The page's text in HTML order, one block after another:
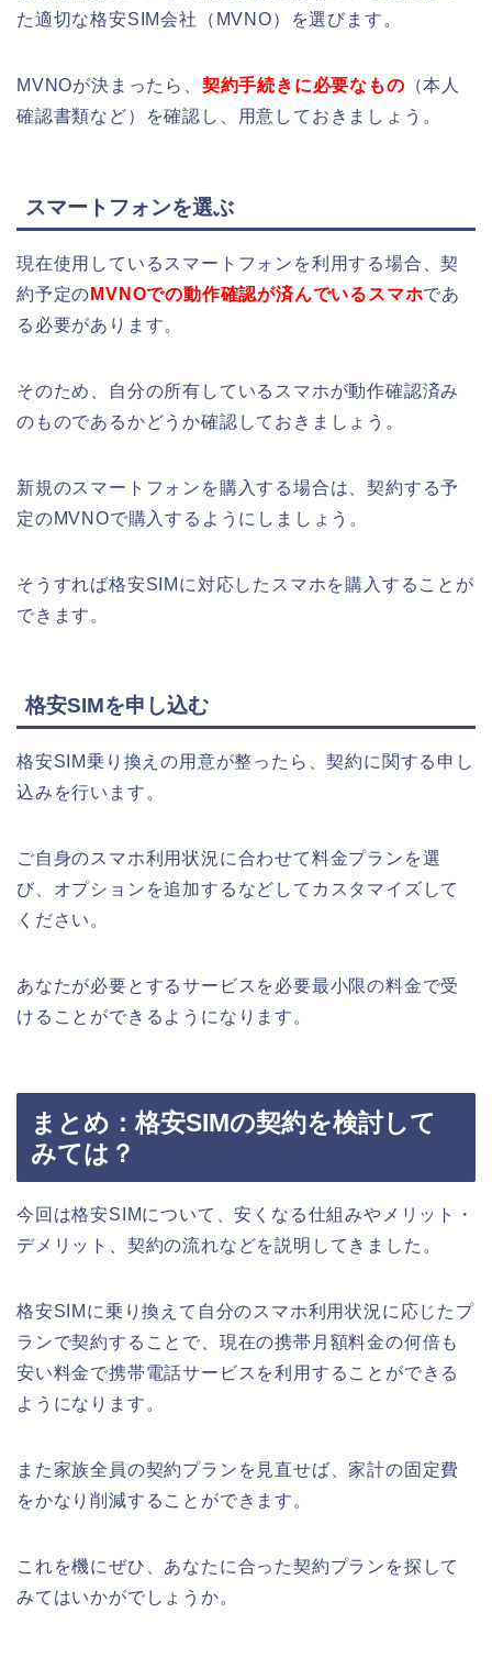
た適切な格安SIM会社（MVNO）を選びます。
MVNOが決まったら、 契約手続きに必要なもの （本人
確認書類など）を確認し、用意しておきましょう。
スマートフォンを選ぶ
現在使用しているスマートフォンを利用する場合、契
約予定の MVNOでの動作確認が済んでいるスマホであ
る必要があります。
そのため、自分の所有しているスマホが動作確認済み
のものであるかどうか確認しておきましょう。
新規のスマートフォンを購入する場合は、契約する予
定のMVNOで購入するようにしましょう。
そうすれば格安SIMに対応したスマホを購入することが
できます。
格安SIMを申し込む
格安SIM乗り換えの用意が整ったら、契約に関する申し
込みを行います。
ご自身のスマホ利用状況に合わせて料金プランを選
び、オプションを追加するなどしてカスタマイズして
ください。
あなたが必要とするサービスを必要最小限の料金で受
けることができるようになります。
まとめ：格安SIMの契約を検討して
みては？
今回は格安SIMについて、安くなる仕組みやメリット・
デメリット、契約の流れなどを説明してきました。
格安SIMに乗り換えて自分のスマホ利用状況に応じたプ
ランで契約することで、現在の携帯月額料金の何倍も
安い料金で携帯電話サービスを利用することができる
ようになります。
また家族全員の契約プランを見直せば、家計の固定費
をかなり削減することができます。
これを機にぜひ、あなたに合った契約プランを探して
みてはいかがでしょうか。